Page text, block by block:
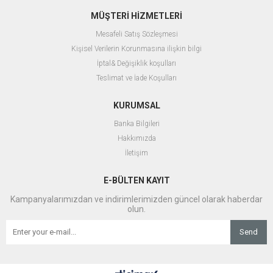
MÜŞTERİ HİZMETLERİ
Mesafeli Satış Sözleşmesi
Kişisel Verilerin Korunmasına ilişkin bilgi
İptal& Değişiklik koşulları
Teslimat ve İade Koşulları
KURUMSAL
Banka Bilgileri
Hakkımızda
İletişim
E-BÜLTEN KAYIT
Kampanyalarımızdan ve indirimlerimizden güncel olarak haberdar
olun.
Send